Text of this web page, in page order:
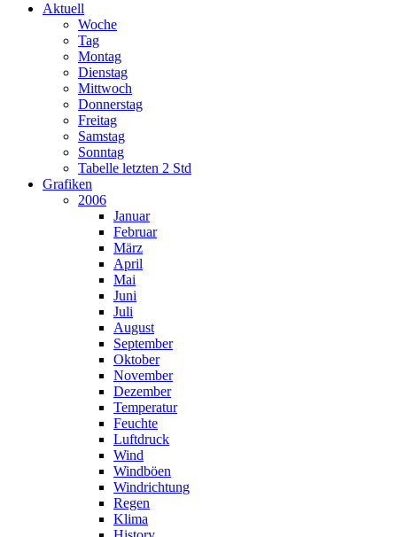
Aktuell
Woche
Tag
Montag
Dienstag
Mittwoch
Donnerstag
Freitag
Samstag
Sonntag
Tabelle letzten 2 Std
Grafiken
2006
Januar
Februar
März
April
Mai
Juni
Juli
August
September
Oktober
November
Dezember
Temperatur
Feuchte
Luftdruck
Wind
Windböen
Windrichtung
Regen
Klima